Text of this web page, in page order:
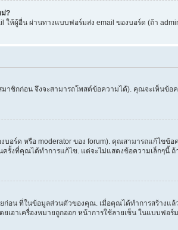
ม่?
ให้ผู้อื่น ผ่านทางแบบฟอร์มส่ง email ของบอร์ด (ถ้า
ชิกก่อน จึงจะสามารถโพสต์ข้อความได้). คุณจะเห็น
อร์ด หรือ moderator ของ forum). คุณสามารถแก้ไ
งที่คุณได้ทำการแก้ไข. แต่จะไม่แสดงข้อความเล็กๆนี้
อน ที่ในข้อมูลส่วนตัวของคุณ. เมื่อคุณได้ทำการสร้าง
อาเครื่องหมายถูกออก หน้าการใช้ลายเซ็น ในแบบฟอร์